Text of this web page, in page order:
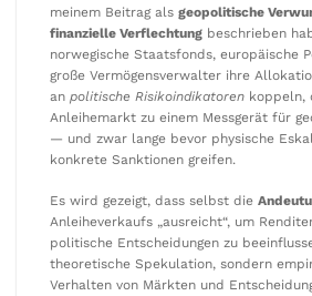
meinem Beitrag als geopolitische
finanzielle Verflechtung beschrieben
norwegische Staatsfonds, europäische
große Vermögensverwalter ihre
an politische Risikoindikatoren koppeln,
Anleihemarkt zu einem Messgerät für
— und zwar lange bevor physische
konkrete Sanktionen greifen.
Es wird gezeigt, dass selbst die
Anleiheverkaufs „ausreicht“, um
politische Entscheidungen zu
theoretische Spekulation, sondern
Verhalten von Märkten und